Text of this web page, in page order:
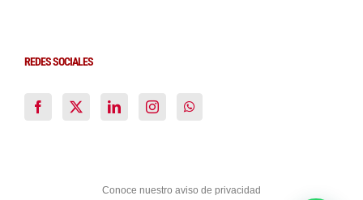
REDES SOCIALES
Conoce nuestro aviso de privacidad